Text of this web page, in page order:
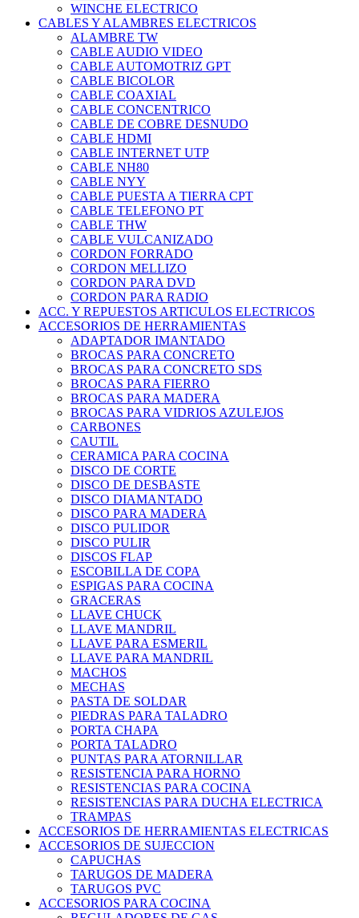
WINCHE ELECTRICO
CABLES Y ALAMBRES ELECTRICOS
ALAMBRE TW
CABLE AUDIO VIDEO
CABLE AUTOMOTRIZ GPT
CABLE BICOLOR
CABLE COAXIAL
CABLE CONCENTRICO
CABLE DE COBRE DESNUDO
CABLE HDMI
CABLE INTERNET UTP
CABLE NH80
CABLE NYY
CABLE PUESTA A TIERRA CPT
CABLE TELEFONO PT
CABLE THW
CABLE VULCANIZADO
CORDON FORRADO
CORDON MELLIZO
CORDON PARA DVD
CORDON PARA RADIO
ACC. Y REPUESTOS ARTICULOS ELECTRICOS
ACCESORIOS DE HERRAMIENTAS
ADAPTADOR IMANTADO
BROCAS PARA CONCRETO
BROCAS PARA CONCRETO SDS
BROCAS PARA FIERRO
BROCAS PARA MADERA
BROCAS PARA VIDRIOS AZULEJOS
CARBONES
CAUTIL
CERAMICA PARA COCINA
DISCO DE CORTE
DISCO DE DESBASTE
DISCO DIAMANTADO
DISCO PARA MADERA
DISCO PULIDOR
DISCO PULIR
DISCOS FLAP
ESCOBILLA DE COPA
ESPIGAS PARA COCINA
GRACERAS
LLAVE CHUCK
LLAVE MANDRIL
LLAVE PARA ESMERIL
LLAVE PARA MANDRIL
MACHOS
MECHAS
PASTA DE SOLDAR
PIEDRAS PARA TALADRO
PORTA CHAPA
PORTA TALADRO
PUNTAS PARA ATORNILLAR
RESISTENCIA PARA HORNO
RESISTENCIAS PARA COCINA
RESISTENCIAS PARA DUCHA ELECTRICA
TRAMPAS
ACCESORIOS DE HERRAMIENTAS ELECTRICAS
ACCESORIOS DE SUJECCION
CAPUCHAS
TARUGOS DE MADERA
TARUGOS PVC
ACCESORIOS PARA COCINA